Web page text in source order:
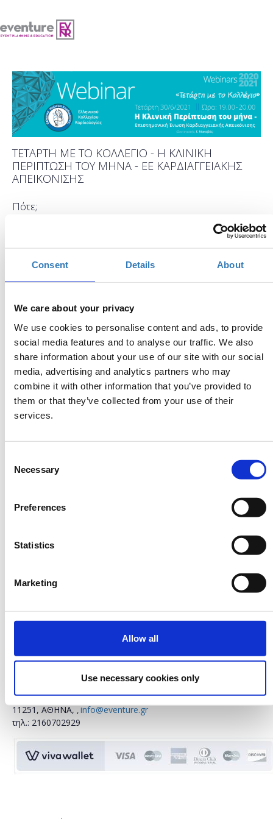
Consent Details About
We care about your privacy
We use cookies to personalise content and ads, to provide
social media features and to analyse our traffic. We also
share information about your use of our site with our social
media, advertising and analytics partners who may
combine it with other information that you’ve provided to
them or that they’ve collected from your use of their
services.
Selection
Necessary
Preferences
Statistics
Marketing
Allow all
Use necessary cookies only
ΤΕΤΑΡΤΗ ΜΕ ΤΟ ΚΟΛΛΕΓΙΟ - Η ΚΛΙΝΙΚΗ
ΠΕΡΙΠΤΩΣΗ ΤΟΥ ΜΗΝΑ - ΕΕ ΚΑΡΔΙΑΓΓΕΙΑΚΗΣ
ΑΠΕΙΚΟΝΙΣΗΣ
Πότε;
Προσθήκη στο ημερολόγιό σας
ON LINE
Η περίοδος εγγραφών έχει λήξει.
ΤΕΤΑΡΤΗ ΜΕ ΤΟ ΚΟΛΛΕΓΙΟ - Η ΚΛΙΝΙΚΗ ΠΕΡΙΠΤΩΣΗ ΤΟΥ
ΤΕΤΑΡΤΗ 30 Ιουνίου 2021
Διοργάνωση:
ΚΑΙ ΠΟΛΙΤΙΣΤΙΚΩΝ ΕΚΔΗΛΩΣΕΩΝ
Α.Φ.Μ.: 801418846, ΔΙΕΥΘΥΝΣΗ: 3ηςΣεπτεμβρίου 144 Τ.Κ.
11251, ΑΘΗΝΑ, info@eventure.gr
τηλ.: 2160702929